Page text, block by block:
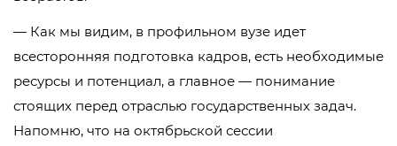
— Как мы видим, в профильном вузе идет
всесторонняя подготовка кадров, есть необходимые
ресурсы и потенциал, а главное — понимание
стоящих перед отраслью государственных задач.
Напомню, что на октябрьской сессии